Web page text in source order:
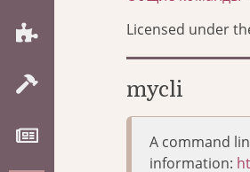
Licensed under
mycli
A command
information: